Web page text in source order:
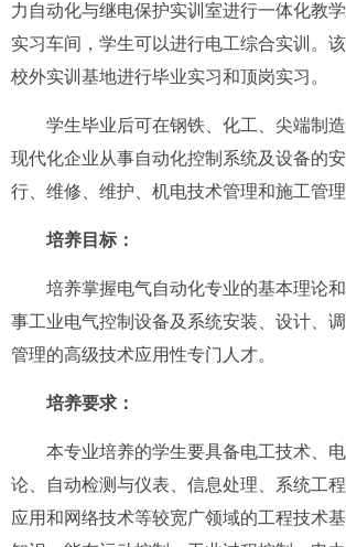
力自动化与继电保护实训室进行一体化教
实习车间，学生可以进行电工综合实训。
校外实训基地进行毕业实习和顶岗实习。
学生毕业后可在钢铁、化工、尖端制
现代化企业从事自动化控制系统及设备的
行、维修、维护、机电技术管理和施工管理
培养目标：
培养掌握电气自动化专业的基本理论
事工业电气控制设备及系统安装、设计、
管理的高级技术应用性专门人才。
培养要求：
本专业培养的学生要具备电工技术、
论、自动检测与仪表、信息处理、系统工
应用和网络技术等较宽广领域的工程技术